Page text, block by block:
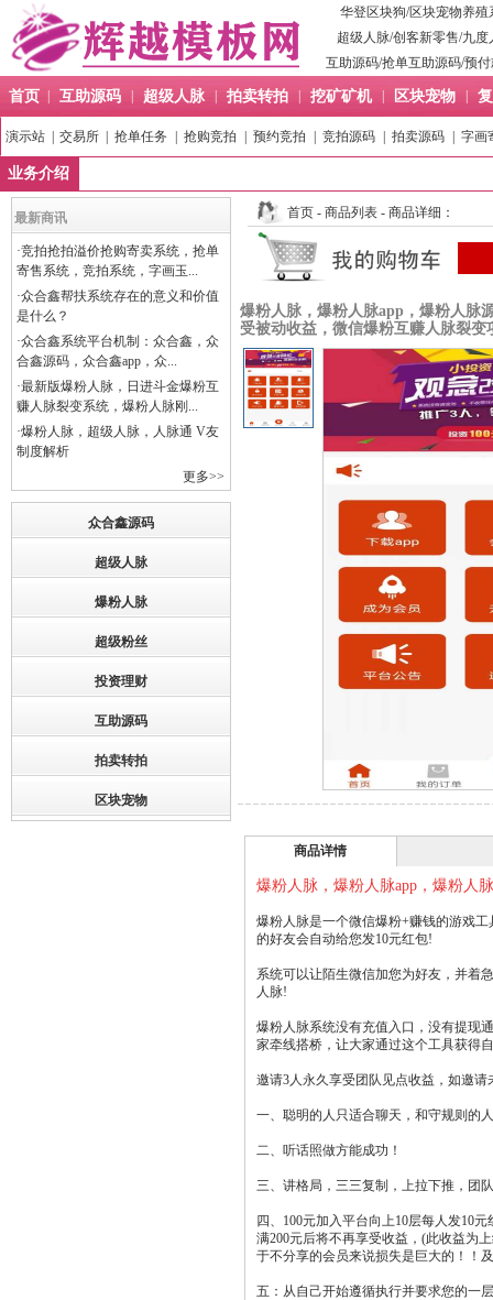
华登区块狗/区块宠物养殖
超级人脉/创客新零售/九度
互助源码/抢单互助源码/预
首页 互助源码 超级人脉 拍卖转拍 挖矿矿机 区块宠物
演示站 交易所 抢单任务 抢购竞拍 预约竞拍 竞拍源码 拍卖源码 字画
业务介绍
最新商讯
·竞拍抢拍溢价抢购寄卖系统，抢单
寄售系统，竞拍系统，字画玉...
·众合鑫帮扶系统存在的意义和价值
是什么？
·众合鑫系统平台机制：众合鑫，众
合鑫源码，众合鑫app，众...
·最新版爆粉人脉，日进斗金爆粉互
赚人脉裂变系统，爆粉人脉刚...
·爆粉人脉，超级人脉，人脉通 V友
制度解析
更多>>
众合鑫源码
超级人脉
爆粉人脉
超级粉丝
投资理财
互助源码
拍卖转拍
区块宠物
首页 - 商品列表 - 商品详细：
爆粉人脉，爆粉人脉app，爆粉人脉
受被动收益，微信爆粉互赚人脉裂变
商品详情
爆粉人脉，爆粉人脉app，爆粉人
爆粉人脉是一个微信爆粉+赚钱的游戏
的好友会自动给您发10元红包!
系统可以让陌生微信加您为好友，并着
人脉!
爆粉人脉系统没有充值入口，没有提现
家牵线搭桥，让大家通过这个工具获得
邀请3人永久享受团队见点收益，如邀
一、聪明的人只适合聊天，和守规则的
二、听话照做方能成功！
三、讲格局，三三复制，上拉下推，团
四、100元加入平台向上10层每人发10
满200元后将不再享受收益，(此收益为
于不分享的会员来说损失是巨大的！！
五：从自己开始遵循执行并要求您的一